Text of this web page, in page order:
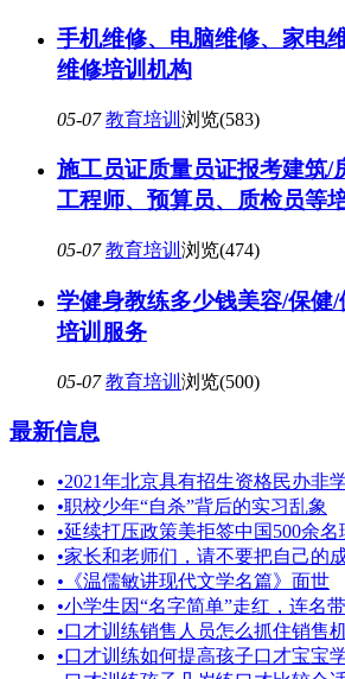
手机维修、电脑维修、家电
维修培训机构
05-07 教育培训 浏览(583)
施工员证质量员证报考建筑/
工程师、预算员、质检员等
05-07 教育培训 浏览(474)
学健身教练多少钱美容/保健
培训服务
05-07 教育培训 浏览(500)
最新信息
•2021年北京具有招生资格民办非
•职校少年“自杀”背后的实习乱象
•延续打压政策美拒签中国500余名
•家长和老师们，请不要把自己的
• 《温儒敏讲现代文学名篇》面世
•小学生因“名字简单”走红，连名
•口才训练销售人员怎么抓住销售
•口才训练如何提高孩子口才宝宝